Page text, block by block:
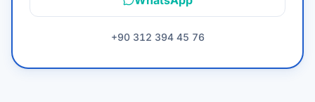
+90 312 394 45 76